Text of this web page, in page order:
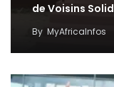
de Voisins
By MyAfricaInfos